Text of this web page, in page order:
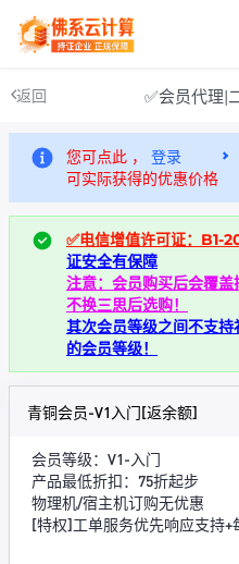
返回 ✅会员代理|
您可点此 ， 登录
可实际获得的优惠价格
✅电信增值许可证：B1-
证安全有保障
注意：会员购买后会覆
不换三思后选购！
其次会员等级之间不支
的会员等级！
青铜会员-V1入门[返余额]
会员等级：V1-入门
产品最低折扣：75折起步
物理机/宿主机订购无优惠
[特权]工单服务优先响应支持